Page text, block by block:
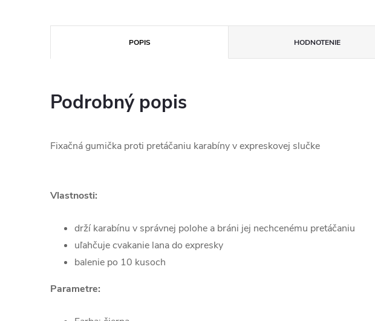
POPIS HODNOTENIE
Podrobný popis
Fixačná gumička proti pretáčaniu karabíny v expreskovej slučke
Vlastnosti:
drží karabínu v správnej polohe a bráni jej nechcenému pretáčaniu
uľahčuje cvakanie lana do expresky
balenie po 10 kusoch
Parametre: